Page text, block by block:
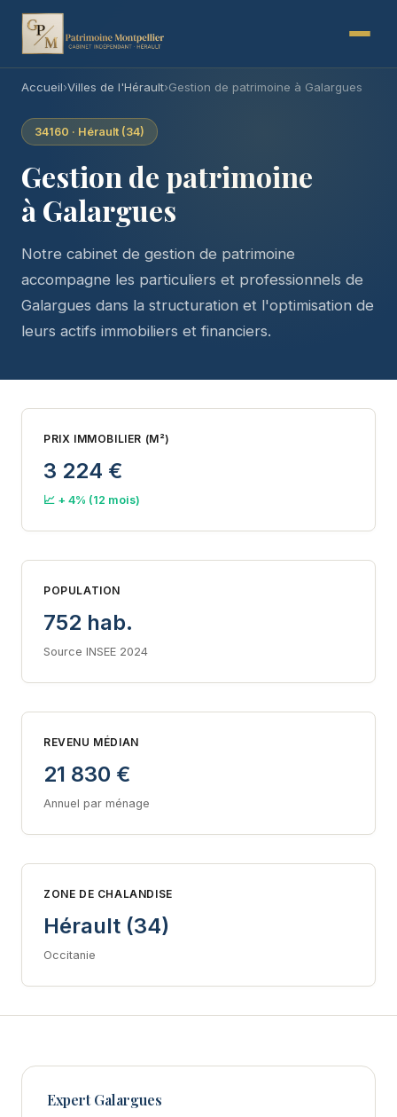
Accueil›Villes de l'Hérault›Gestion de patrimoine à Galargues
34160 · Hérault (34)
Gestion de patrimoine
à Galargues
Notre cabinet de gestion de patrimoine
accompagne les particuliers et professionnels de
Galargues dans la structuration et l'optimisation de
leurs actifs immobiliers et financiers.
PRIX IMMOBILIER (M²)
3 224 €
📈 + 4% (12 mois)
POPULATION
752 hab.
Source INSEE 2024
REVENU MÉDIAN
21 830 €
Annuel par ménage
ZONE DE CHALANDISE
Hérault (34)
Occitanie
Expert Galargues